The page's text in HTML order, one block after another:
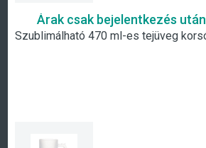
Árak csak bejelentkezés után